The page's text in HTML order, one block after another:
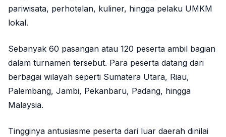
pariwisata, perhotelan, kuliner, hingga pelaku UMKM
lokal.
Sebanyak 60 pasangan atau 120 peserta ambil bagian
dalam turnamen tersebut. Para peserta datang dari
berbagai wilayah seperti Sumatera Utara, Riau,
Palembang, Jambi, Pekanbaru, Padang, hingga
Malaysia.
Tingginya antusiasme peserta dari luar daerah dinilai